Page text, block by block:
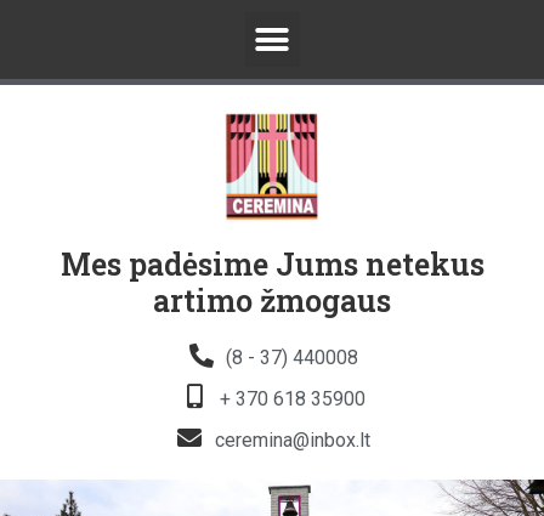
Mes padėsime Jums netekus
artimo žmogaus
(8 - 37) 440008
+ 370 618 35900
ceremina@inbox.lt